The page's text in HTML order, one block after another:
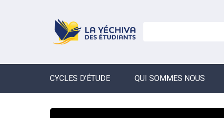
CYCLES D’ÉTUDE QUI SOMMES NOUS